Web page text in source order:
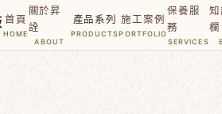
首頁
HOME
關於昇
詮
ABOUT
產品系列
PRODUCTS
施工案例
PORTFOLIO
保養服
務
SERVICES
欄